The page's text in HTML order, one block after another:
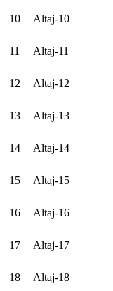
10 Altaj-10
11 Altaj-11
12 Altaj-12
13 Altaj-13
14 Altaj-14
15 Altaj-15
16 Altaj-16
17 Altaj-17
18 Altaj-18